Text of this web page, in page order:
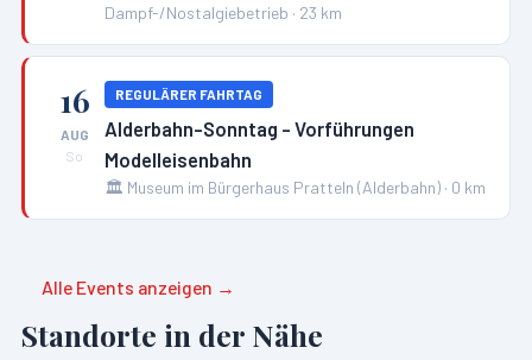
Dampf-/Nostalgiebetrieb · 23 km
16
AUG
So
REGULÄRER FAHRTAG
Alderbahn-Sonntag - Vorführungen
Modelleisenbahn
🏛️ Museum im Bürgerhaus Pratteln (Alderbahn) · 0 km
Alle Events anzeigen →
Standorte in der Nähe